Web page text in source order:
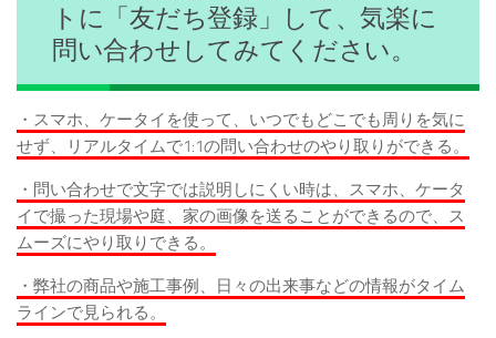
トに「友だち登録」して、気楽に
問い合わせしてみてください。
・スマホ、ケータイを使って、いつでもどこでも周りを気に
せず、リアルタイムで1:1の問い合わせのやり取りができる。
・問い合わせで文字では説明しにくい時は、スマホ、ケータ
イで撮った現場や庭、家の画像を送ることができるので、ス
ムーズにやり取りできる。
・弊社の商品や施工事例、日々の出来事などの情報がタイム
ラインで見られる。